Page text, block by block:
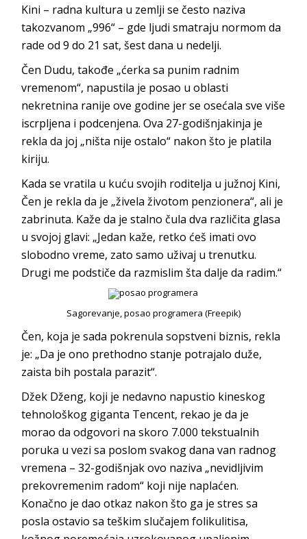
Kini – radna kultura u zemlji se često naziva
takozvanom „996“ – gde ljudi smatraju normom da
rade od 9 do 21 sat, šest dana u nedelji.
Čen Dudu, takođe „ćerka sa punim radnim
vremenom“, napustila je posao u oblasti
nekretnina ranije ove godine jer se osećala sve više
iscrpljena i podcenjena. Ova 27-godišnjakinja je
rekla da joj „ništa nije ostalo“ nakon što je platila
kiriju.
Kada se vratila u kuću svojih roditelja u južnoj Kini,
Čen je rekla da je „živela životom penzionera“, ali je
zabrinuta. Kaže da je stalno čula dva različita glasa
u svojoj glavi: „Jedan kaže, retko ćeš imati ovo
slobodno vreme, zato samo uživaj u trenutku.
Drugi me podstiče da razmislim šta dalje da radim.“
Sagorevanje, posao programera (Freepik)
Čen, koja je sada pokrenula sopstveni biznis, rekla
je: „Da je ono prethodno stanje potrajalo duže,
zaista bih postala parazit“.
Džek Dženg, koji je nedavno napustio kineskog
tehnološkog giganta Tencent, rekao je da je
morao da odgovori na skoro 7.000 tekstualnih
poruka u vezi sa poslom svakog dana van radnog
vremena – 32-godišnjak ovo naziva „nevidljivim
prekovremenim radom“ koji nije naplaćen.
Konačno je dao otkaz nakon što ga je stres sa
posla ostavio sa teškim slučajem folikulitisa,